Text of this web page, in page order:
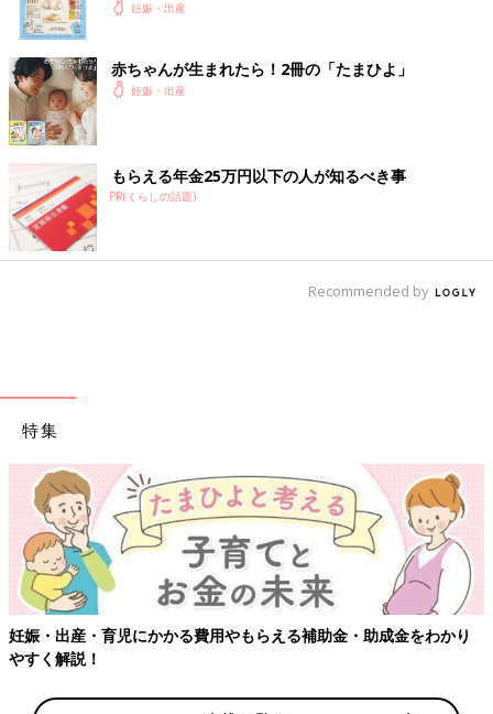
いっぱい！
妊娠・出産
赤ちゃんが生まれたら！2冊の「たまひよ」
妊娠・出産
もらえる年金25万円以下の人が知るべき事
PR(くらしの話題)
Recommended by
特集
をわかり
【ワクチン接種できるものも】妊婦の感染症対策、知